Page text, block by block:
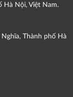
Hà Nội, Việt Nam.
Thành phố Hà